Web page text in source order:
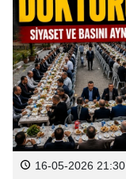
16-05-2026 21:30